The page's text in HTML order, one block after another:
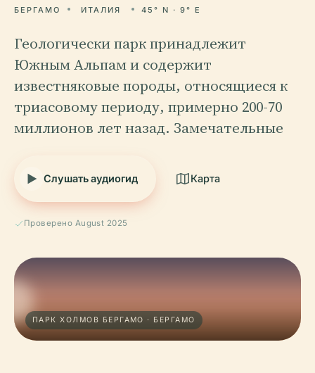
БЕРГАМО ИТАЛИЯ 45° N · 9° E
Геологически парк принадлежит
Южным Альпам и содержит
известняковые породы, относящиеся к
триасовому периоду, примерно 200-70
миллионов лет назад. Замечательные
Слушать аудиогид Карта
Проверено August 2025
ПАРК ХОЛМОВ БЕРГАМО · БЕРГАМО